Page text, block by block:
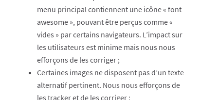
menu principal contiennent une icône « font
awesome », pouvant être perçus comme «
vides » par certains navigateurs. L’impact sur
les utilisateurs est minime mais nous nous
efforçons de les corriger ;
Certaines images ne disposent pas d’un texte
alternatif pertinent. Nous nous efforçons de
les tracker et de les corriger ;